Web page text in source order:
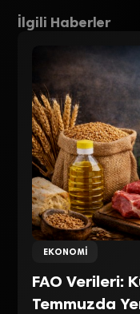
İlgili Haberler
EKONOMI
FAO Verileri:
Temmuzda